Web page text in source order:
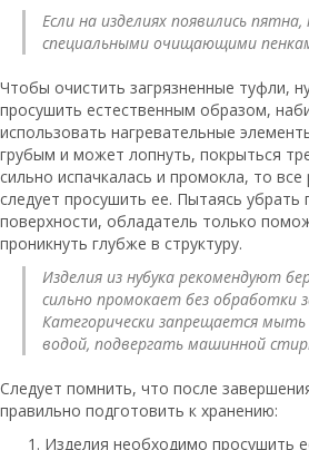
Если на изделиях появились
специальными очищающими
Чтобы очистить загрязненные туфли,
просушить естественным образом,
использовать нагревательные
грубым и может лопнуть, покрыться
сильно испачкалась и промокла, то
следует просушить ее. Пытаясь убрать
поверхности, обладатель только
проникнуть глубже в структуру.
Изделия из нубука рекомендуют
сильно промокает без
Категорически запрещается
водой, подвергать машинной
Следует помнить, что после
правильно подготовить к хранению:
Изделия необходимо просушить